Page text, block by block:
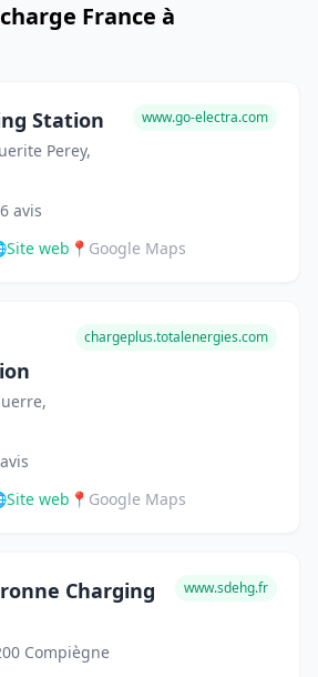
France à
Station
Perey,
www.go-electra.com
6 avis
Site web 📍 Google Maps
chargeplus.totalenergies.com
Site web 📍 Google Maps
Charging
Compiègne
www.sdehg.fr